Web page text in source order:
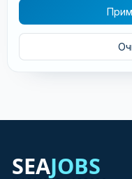
MAN B&W ME(DFDE)
ABC(253)
Bergen (119)